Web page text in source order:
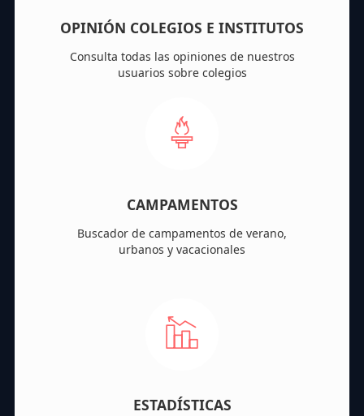
OPINIÓN COLEGIOS E INSTITUTOS
Consulta todas las opiniones de nuestros
usuarios sobre colegios
CAMPAMENTOS
Buscador de campamentos de verano,
urbanos y vacacionales
ESTADÍSTICAS